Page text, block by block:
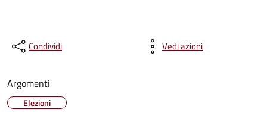
Condividi Vedi azioni
Argomenti
Elezioni